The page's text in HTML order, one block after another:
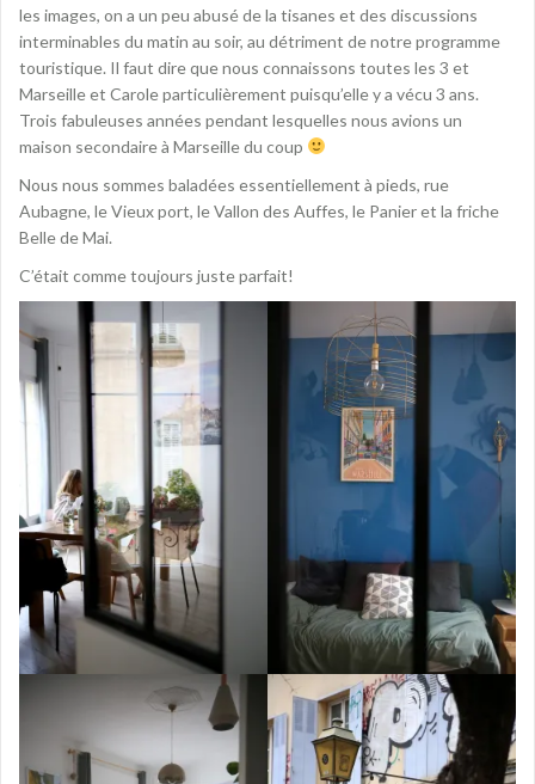
les images, on a un peu abusé de la tisanes et des discussions
interminables du matin au soir, au détriment de notre programme
touristique. Il faut dire que nous connaissons toutes les 3 et
Marseille et Carole particulièrement puisqu’elle y a vécu 3 ans.
Trois fabuleuses années pendant lesquelles nous avions un
maison secondaire à Marseille du coup
Nous nous sommes baladées essentiellement à pieds, rue
Aubagne, le Vieux port, le Vallon des Auffes, le Panier et la friche
Belle de Mai.
C’était comme toujours juste parfait!